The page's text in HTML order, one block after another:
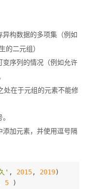
构数据的多项集（例如
的二元组）
变序列的情况（例如允许
处在于元组的元素不能修
加元素，并使用逗号隔
' , 2015, 2019)
5 )